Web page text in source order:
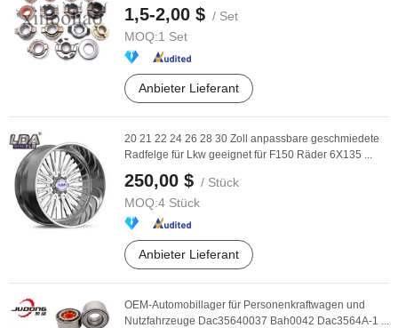
Tk70-1A1 50tkb3504-Br ...
1,5-2,00 $ / Set
MOQ:1 Set
Anbieter Lieferant
20 21 22 24 26 28 30 Zoll anpassbare geschmiedete
Radfelge für Lkw geeignet für F150 Räder 6X135 ...
250,00 $ / Stück
MOQ:4 Stück
Anbieter Lieferant
OEM-Automobillager für Personenkraftwagen und
Nutzfahrzeuge Dac35640037 Bah0042 Dac3564A-1 ...